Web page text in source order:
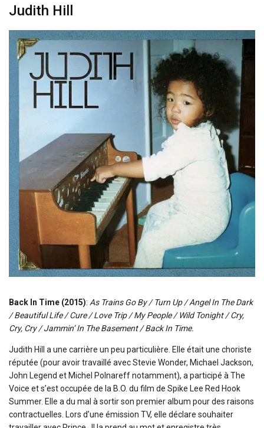
Judith Hill
Back In Time (2015): As Trains Go By / Turn Up / Angel In The Dark
/ Beautiful Life / Cure / Love Trip / My People / Wild Tonight / Cry,
Cry, Cry / Jammin’ In The Basement / Back In Time.
Judith Hill a une carrière un peu particulière. Elle était une choriste
réputée (pour avoir travaillé avec Stevie Wonder, Michael Jackson,
John Legend et Michel Polnareff notamment), a participé à The
Voice et s’est occupée de la B.O. du film de Spike Lee Red Hook
Summer. Elle a du mal à sortir son premier album pour des raisons
contractuelles. Lors d’une émission TV, elle déclare souhaiter